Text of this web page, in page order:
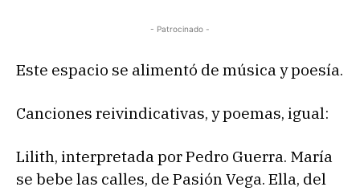
- Patrocinado -
Este espacio se alimentó de música y poesía.
Canciones reivindicativas, y poemas, igual:
Lilith, interpretada por Pedro Guerra. María
se bebe las calles, de Pasión Vega. Ella, del